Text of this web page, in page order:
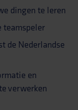
dingen te leren
teamspeler
de Nederlandse
en
verwerken